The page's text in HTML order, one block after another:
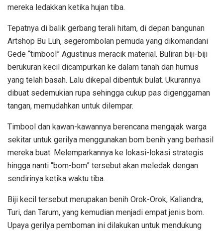
mereka ledakkan ketika hujan tiba.
Tepatnya di balik gerbang terali hitam, di depan bangunan
Artshop Bu Luh, segerombolan pemuda yang dikomandani
Gede “timbool” Agustinus meracik material. Buliran biji-biji
berukuran kecil dicampurkan ke dalam tanah dan humus
yang telah basah. Lalu dikepal dibentuk bulat. Ukurannya
dibuat sedemukian rupa sehingga cukup pas digenggaman
tangan, memudahkan untuk dilempar.
Timbool dan kawan-kawannya berencana mengajak warga
sekitar untuk gerilya menggunakan bom benih yang berhasil
mereka buat. Melemparkannya ke lokasi-lokasi strategis
hingga nanti “bom-bom” tersebut akan meledak dengan
sendirinya ketika waktu tiba.
Biji kecil tersebut merupakan benih Orok-Orok, Kaliandra,
Turi, dan Tarum, yang kemudian menjadi empat jenis bom.
Upaya gerilya pemboman ini dilakukan untuk mendukung